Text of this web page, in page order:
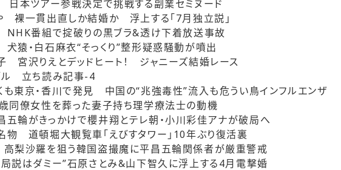
日本ツアー参戦決定で挑戦する副業セミヌード
裸一貫出直しか結婚か 浮上する「7月独立説」
番組で掟破りの黒ブラ&透け下着放送事故
猿・白石麻衣“そっくり”整形疑惑騒動が噴出
宮沢りえとデッドヒート！ ジャニーズ結婚レース
ル 立ち読み記事-4
東京・香川で発見 中国の“兆強毒性”流入も危うい鳥インフルエンザ
僚女性を葬った妻子持ち理学療法士の動機
輪がきっかけで櫻井翔とテレ朝・小川彩佳アナが破局へ
道頓堀大観覧車「えびすタワー」10年ぶり復活裏
梨沙羅を狙う韓国盗撮魔に平昌五輪関係者が厳重警戒
はダミー”石原さとみ&山下智久に浮上する4月電撃婚